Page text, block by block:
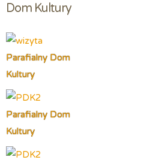
Dom Kultury
Parafialny Dom
Kultury
Parafialny Dom
Kultury